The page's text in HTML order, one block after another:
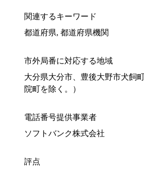
関連するキーワード
都道府県, 都道府県機関
市外局番に対応する地域
大分県大分市、豊後大野市犬飼
院町を除く。）
電話番号提供事業者
ソフトバンク株式会社
評点